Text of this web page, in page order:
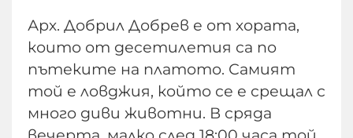
Арх. Добрил Добрев е от хората,
които от десетилетия са по
пътеките на платото. Самият
той е ловджия, който се е срещал с
много диви животни. В сряда